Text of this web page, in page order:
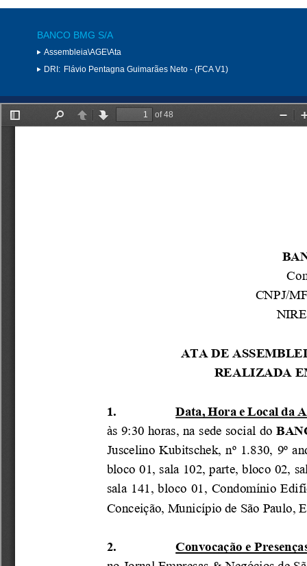
BANCO BMG S/A
Assembleia\AGE\Ata
DRI: Flávio Pentagna Guimarães Neto - (FCA V1)